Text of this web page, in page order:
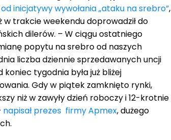
inicjatywy wywołania „ataku na srebro”,
w trakcie weekendu doprowadził do
dilerów. – W ciągu ostatniego
popytu na srebro od naszych
liczba dziennie sprzedawanych uncji
koniec tygodnia była już bliżej
Gdy w piątek zamknięto rynki,
niż w zawyły dzień roboczy i 12-krotnie
napisał prezes firmy Apmex, dużego